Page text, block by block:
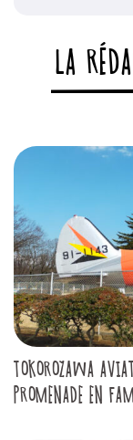
LA
TOKOROZAWA
PROMENADE EN